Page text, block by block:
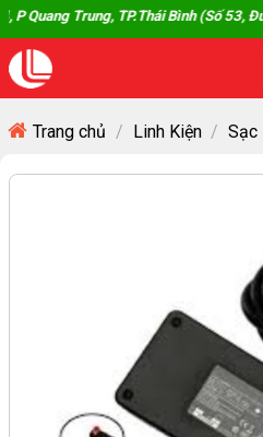
Skip
to
content
Trung, TP.Thái Bình (Số 53,
Trang chủ / Linh Kiện / Sạc